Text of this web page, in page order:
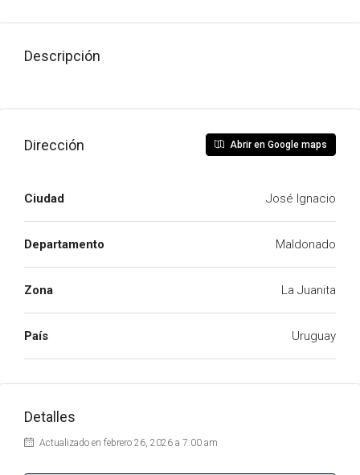
Descripción
Dirección Abrir en Google maps
Ciudad José Ignacio
Departamento Maldonado
Zona La Juanita
País Uruguay
Detalles
Actualizado en febrero 26, 2026 a 7:00 am